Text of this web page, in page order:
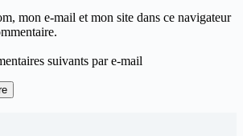
mon e-mail et mon site dans ce navigateur
suivants par e-mail